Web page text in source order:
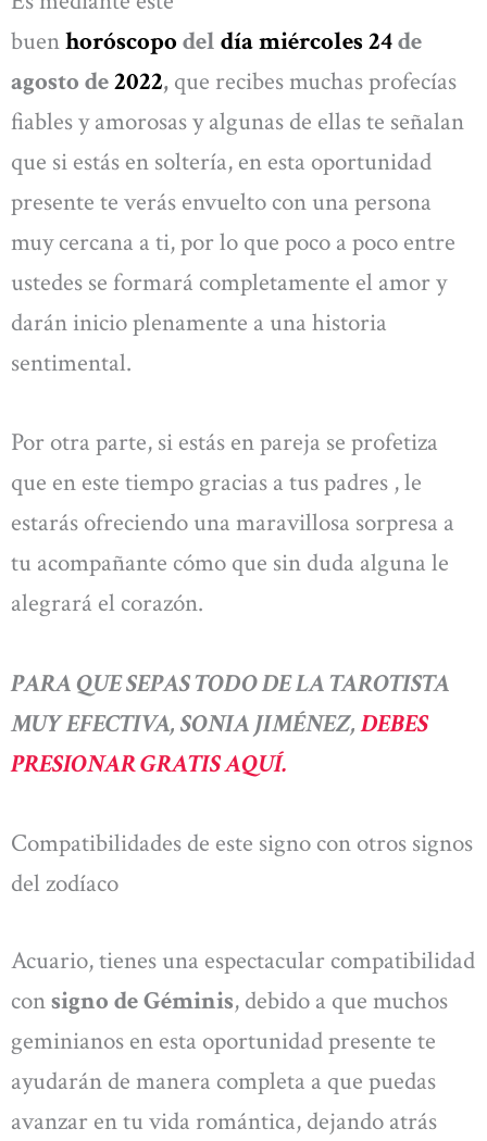
buenhoróscopo del día miércoles 24de
agosto de2022, que recibes muchas profecías
fiables y amorosas y algunas de ellas te señalan
que si estás en soltería, en esta oportunidad
presente te verás envuelto con una persona
muy cercana a ti, por lo que poco a poco entre
ustedes se formará completamente el amor y
darán inicio plenamente a una historia
sentimental.
Por otra parte, si estás en pareja se profetiza
que en este tiempo gracias a tus padres , le
estarás ofreciendo una maravillosa sorpresa a
tu acompañante cómo que sin duda alguna le
alegrará el corazón.
PARA QUE SEPAS TODO DE LA TAROTISTA
MUY EFECTIVA, SONIA JIMÉNEZ,DEBES
PRESIONAR GRATIS AQUÍ.
Compatibilidades de este signo con otros signos
del zodíaco
Acuario, tienes una espectacular compatibilidad
consigno de Géminis, debido a que muchos
geminianos en esta oportunidad presente te
ayudarán de manera completa a que puedas
avanzar en tu vida romántica, dejando atrás